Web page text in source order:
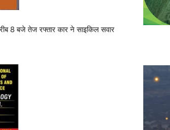
8 बजे तेज रफ्तार कार ने साइकिल सवार